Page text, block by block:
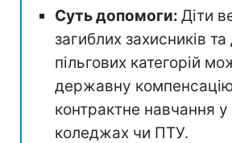
Суть допомоги: Діти
загиблих захисників
пільгових категорій
державну
контрактне навчання
коледжах чи ПТУ.